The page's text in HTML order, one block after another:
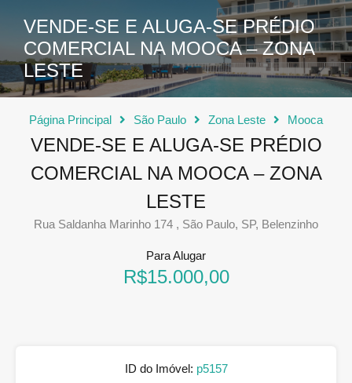
VENDE-SE E ALUGA-SE PRÉDIO
COMERCIAL NA MOOCA – ZONA
LESTE
Página Principal São Paulo Zona Leste Mooca
VENDE-SE E ALUGA-SE PRÉDIO
COMERCIAL NA MOOCA – ZONA
LESTE
Rua Saldanha Marinho 174 , São Paulo, SP, Belenzinho
Para Alugar
R$15.000,00
ID do Imóvel: p5157